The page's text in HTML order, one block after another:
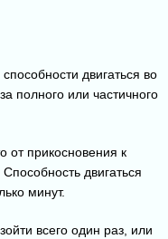
двигаться во
полного или частичного
от прикосновения к
двигаться
минут.
всего один раз, или